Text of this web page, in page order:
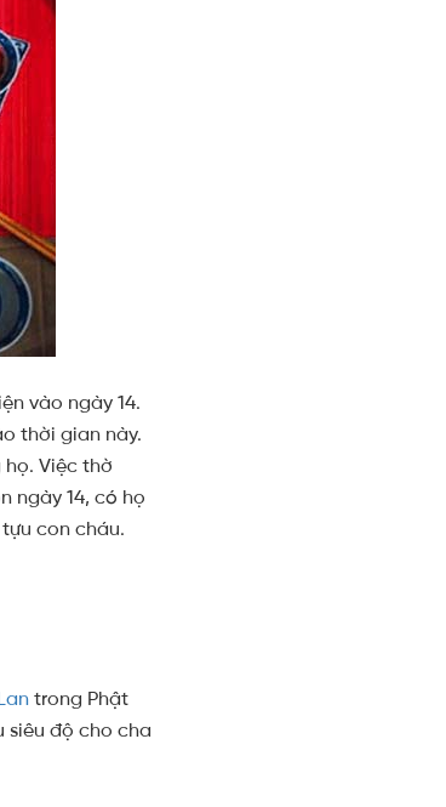
vào ngày 14.
thời gian này.
Việc thờ
ngày 14, có họ
con cháu.
trong Phật
siêu độ cho cha